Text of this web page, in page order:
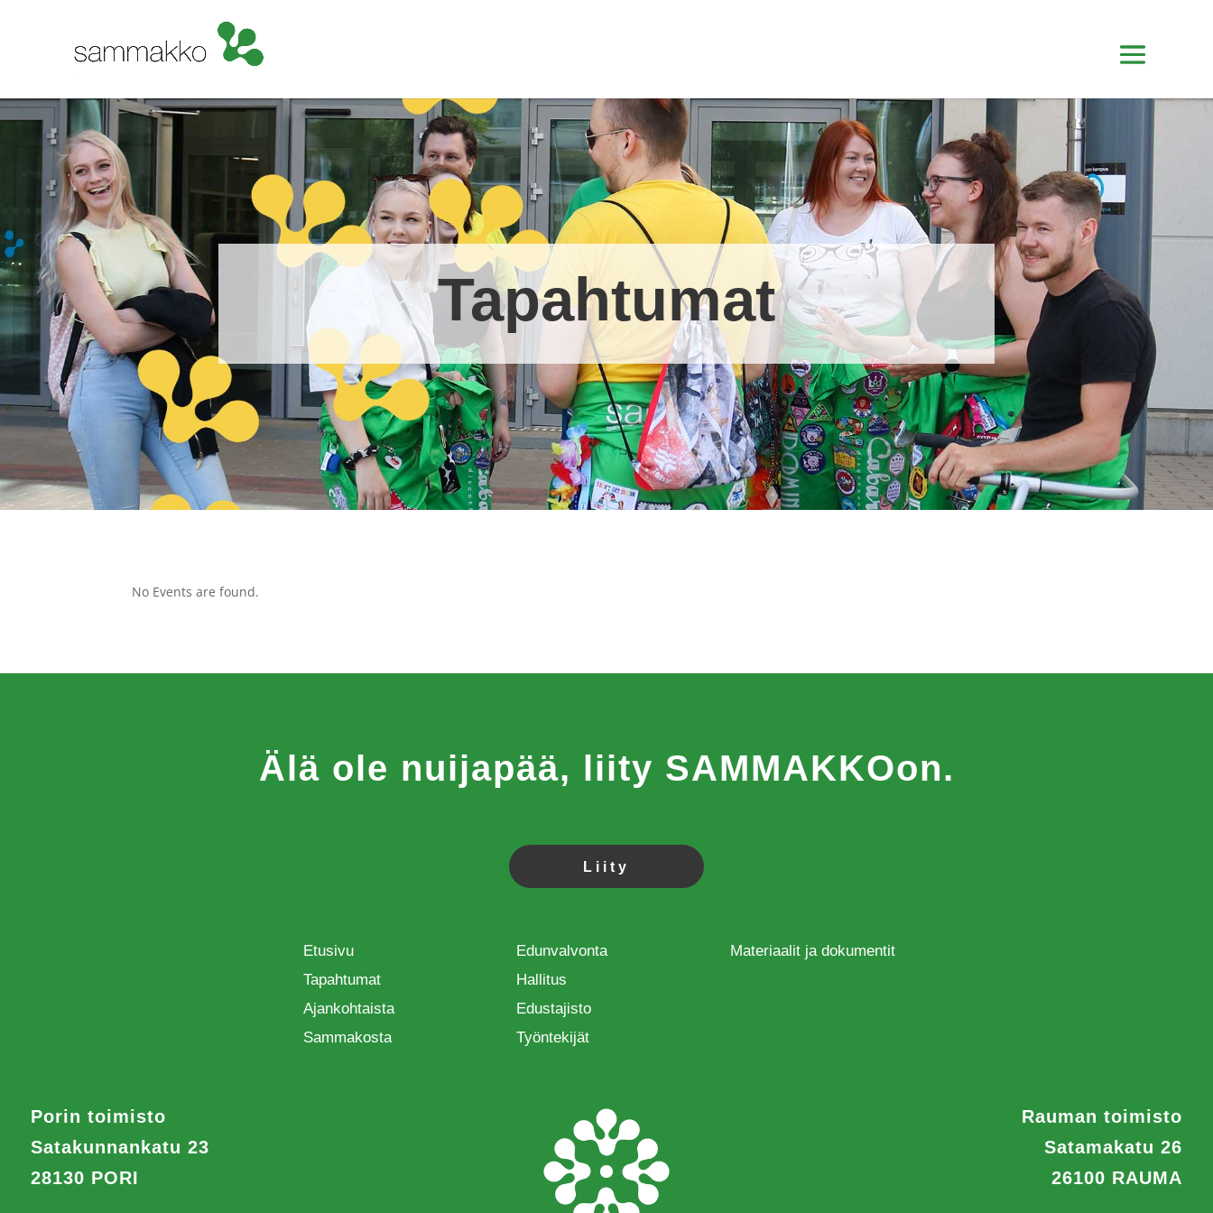
Tapahtumat
No Events are found.
Älä ole nuijapää, liity SAMMAKKOon.
Liity
Etusivu
Tapahtumat
Ajankohtaista
Sammakosta
Edunvalvonta
Hallitus
Edustajisto
Työntekijät
Materiaalit ja dokumentit
Porin toimisto
Satakunnankatu 23
28130 PORI
Rauman toimisto
Satamakatu 26
26100 RAUMA